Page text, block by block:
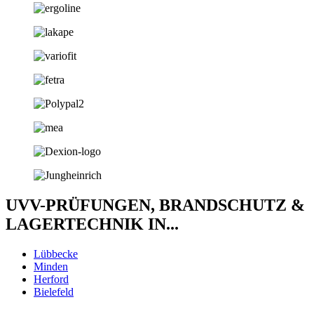
UVV-PRÜFUNGEN, BRANDSCHUTZ &
LAGERTECHNIK IN...
Lübbecke
Minden
Herford
Bielefeld